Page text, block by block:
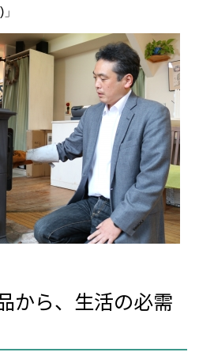
から、生活の必需